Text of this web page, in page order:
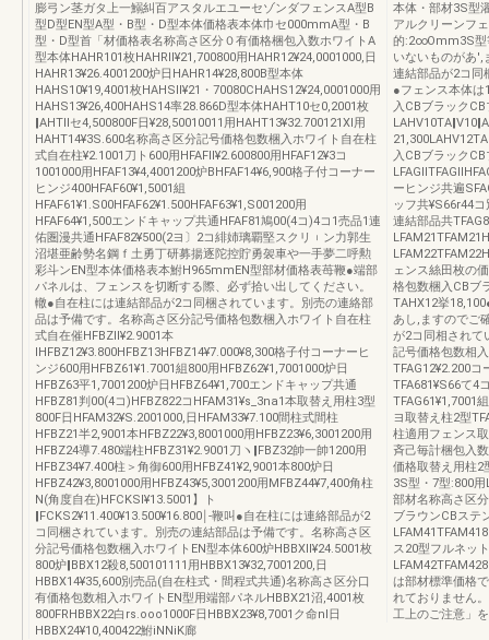
膨弓ン茎ガタ上一鰯糾百アスタルエユーセゾンダフェンスA型B
型D型EN型A型・B型・D型本体価格表本体巾セ000mmA型・B
型・D型首「材価格表名称高さ区分０有価格梱包入数ホワイトA
型本体HAHR101枚HAHRll¥21,700800用HAHR12¥24,0001000,日
HAHR13¥26.4001200炉日HAHR14¥28,800B型本体
HAHS10¥19,4001枚HAHSll¥21・70080CHAHS12¥24,0001000用
HAHS13¥26,400HAHS14率28.866D型本体HAHT10セ0,2001枚
‖AHTllセ4,500800F日¥28,50010011用HAHT13¥32.700121Xl用
HAHT14¥3S.600名称高さ区分記号価格包数梱入ホワイト自在柱
式自在柱¥2.1001刀ト600用HFAFll¥2.600800用HFAF12¥3コ
1001000用HFAF13¥4,4001200炉BHFAF14¥6,900格子付コーナー
ヒンジ400HFAF60¥1,5001組
HFAF61¥1.S00HFAF62¥1.500HFAF63¥1,S001200用
HFAF64¥1,500エンドキャップ共通HFAF81鳩00(4コ)4コ1売品1連
佑圏漫共通HFAF82¥500(2ヨ〕2コ緋姉璃覇堅スクリ︲ン力郭生
沼堪亜齢勢名鋼ｆ土勇丁研募揚逐陀控貯勇袈車や一手夢二呼勲
彩斗ンEN型本体価格表本鮒H965mmEN型部材価格表苺鞭●端部
パネルは、フェンスを切断する際、必ず拾い出してください。
轍●自在柱には連結部品が2コ同梱されています。別売の連絡部
品は予備です。名称高さ区分記号価格包数梱入ホワイト自在柱
式自在催HFBZll¥2.9001本
lHFBZ12¥3.800HFBZ13HFBZ14¥7.000¥8,300格子付コーナーヒ
ンジ600用HFBZ61¥1.7001組800用HFBZ62¥1,7001000炉日
HFBZ63平1,7001200炉日HFBZ64¥1,700エンドキャップ共通
HFBZ81判00(4コ)HFBZ822コHFAM31¥s_3na1本取替え用柱3型
800F日HFAM32¥S.2001000,日HFAM33¥7.100間柱式間柱
HFBZ21半2,9001本HFBZ22¥3,8001000用HFBZ23¥6,3001200用
HFBZ24導7.480端柱HFBZ31¥2.9001刀ヽ‖FBZ32帥一帥1200用
HFBZ34¥7.400柱＞角御600用HFBZ41¥2,9001本800炉日
HFBZ42¥3,8001000用HFBZ43¥5,3001200用MFBZ44¥7,400角柱
N(角度自在)HFCKSl¥13.5001】ト
‖FCKS2¥11.400¥13.500¥16.800￨‐鞭叫●自在柱には連絡部品が2
コ同梱されています。別売の連結部品は予備です。名称高さ区
分記号価格包数梱入ホワイトEN型本体600炉HBBXll¥24.5001枚
800炉‖BBX12殺8,500101111用HBBX13¥32,7001200,日
HBBX14¥35,600別売品(自在柱式・間程式共通)名称高さ区分口
有価格包数相入ホワイトEN型用端部パネルHBBX21沼,4001枚
800FRHBBX22白rs.ooo1000F日HBBX23¥8,7001ク命nI日
HBBX24¥10,400422鮒iNNiK廊
本体・部材3S型
アルクリーンフ
的:2∞Omm3S型
いないものがあ',
連結部品が2コ同
●フェンス本体は
入CBブラック
入CBブラック
ーヒンジ共遍
ッフ共¥S66r44
連結部品共
ェンス絲田枚の
格包数梱入CBブ
TAHX12挙
あし,ますのでご
が2コ同相されて
記号価格包数相
TFAG12¥2.200コ
TFA681¥S66て4
TFAG61¥1,7001
ヨ取替え柱2型
柱適用フェンス
斉己毎計梱包入
価格取替え用柱2
3S型・7型:800用
部材名称高さ区
ブラウンCBステ
ス20型フルネッ
は部材標準価格
れておりません
工上のご注意」